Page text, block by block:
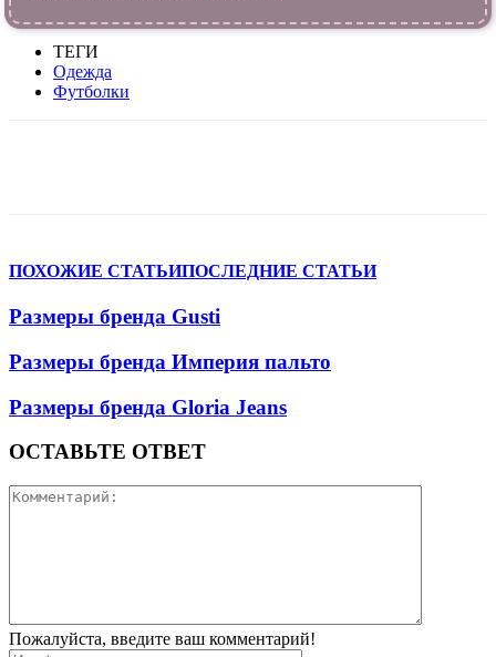
ТЕГИ
Одежда
Футболки
ПОХОЖИЕ СТАТЬИПОСЛЕДНИЕ СТАТЬИ
Размеры бренда Gusti
Размеры бренда Империя пальто
Размеры бренда Gloria Jeans
ОСТАВЬТЕ ОТВЕТ
Пожалуйста, введите ваш комментарий!